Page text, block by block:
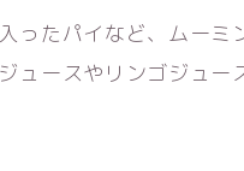
ったパイなど、ムーミ
ュースやリンゴジュー